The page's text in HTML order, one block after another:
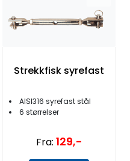
Strekkfisk syrefast
AISI316 syrefast stål
6 størrelser
Fra: 129,-